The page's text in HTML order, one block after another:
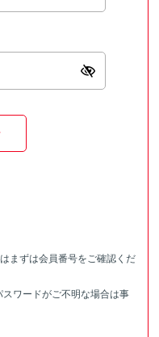
まずは会員番号をご確認くだ
ワードがご不明な場合は事